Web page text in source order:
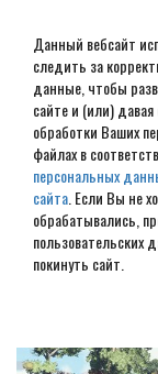
Данный вебсайт
следить за
данные, чтобы
сайте и (или) давая
обработки Ваших
файлах в
персональных
сайта . Если Вы не
обрабатывались,
пользовательских
покинуть сайт.
Дом из
Наши